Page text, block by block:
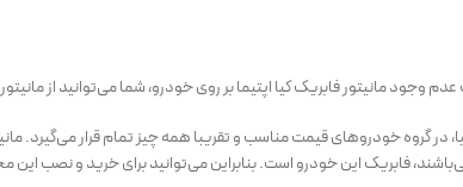
وجود مانیتور فابریک کیا اپتیما بر روی خودرو، شما می‌توانید از
خودروهای قیمت مناسب و تقریبا همه چیز تمام قرار می‌گیرد.
فابریک این خودرو است. بنابراین می‌توانید برای خرید و نصب